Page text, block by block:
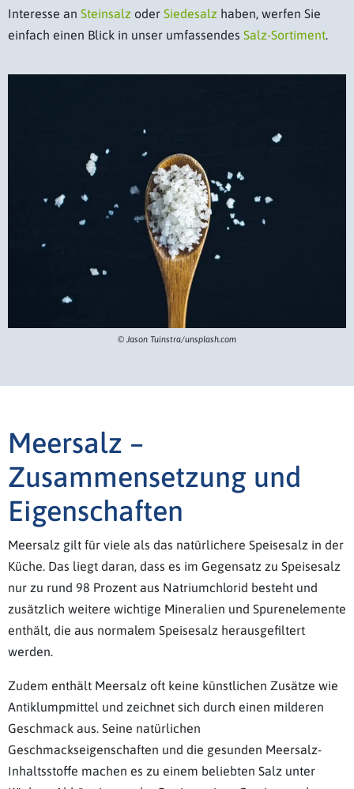
Interesse an Steinsalz oder Siedesalz haben, werfen Sie
einfach einen Blick in unser umfassendes Salz-Sortiment.
© Jason Tuinstra/unsplash.com
Meersalz –
Zusammensetzung und
Eigenschaften
Meersalz gilt für viele als das natürlichere Speisesalz in der
Küche. Das liegt daran, dass es im Gegensatz zu Speisesalz
nur zu rund 98 Prozent aus Natriumchlorid besteht und
zusätzlich weitere wichtige Mineralien und Spurenelemente
enthält, die aus normalem Speisesalz herausgefiltert
werden.
Zudem enthält Meersalz oft keine künstlichen Zusätze wie
Antiklumpmittel und zeichnet sich durch einen milderen
Geschmack aus. Seine natürlichen
Geschmackseigenschaften und die gesunden Meersalz-
Inhaltsstoffe machen es zu einem beliebten Salz unter